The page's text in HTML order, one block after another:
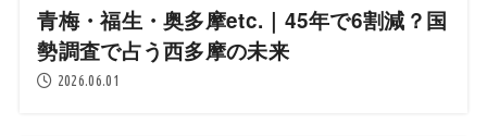
青梅・福生・奥多摩etc.｜45年で6割減？国
勢調査で占う西多摩の未来
2026.06.01